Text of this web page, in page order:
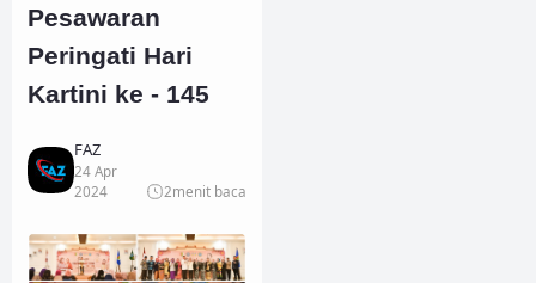
Pesawaran
Peringati Hari
Kartini ke - 145
FAZ
24 Apr
2024
2menit baca